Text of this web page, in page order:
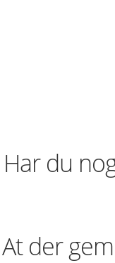
Har du
At der